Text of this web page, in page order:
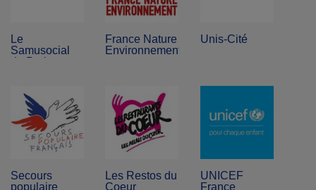
Le
Samusocial
de Paris
France Nature
Environnement
Unis-Cité
Secours
populaire
Les Restos du
Coeur
UNICEF
France